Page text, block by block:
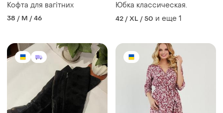
Кофта для вагітних
38 / M / 46
Юбка классическая.
42 / XL / 50 и еще 1